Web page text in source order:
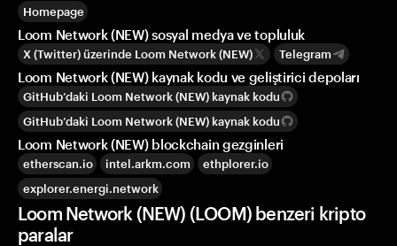
Homepage
Loom Network (NEW) sosyal medya ve topluluk
X (Twitter) üzerinde Loom Network (NEW) Telegram
Loom Network (NEW) kaynak kodu ve geliştirici depoları
GitHub’daki Loom Network (NEW) kaynak kodu
GitHub’daki Loom Network (NEW) kaynak kodu
Loom Network (NEW) blockchain gezginleri
etherscan.io intel.arkm.com
ethplorer.io
explorer.energi.network
Loom Network (NEW) (LOOM) benzeri kripto
paralar